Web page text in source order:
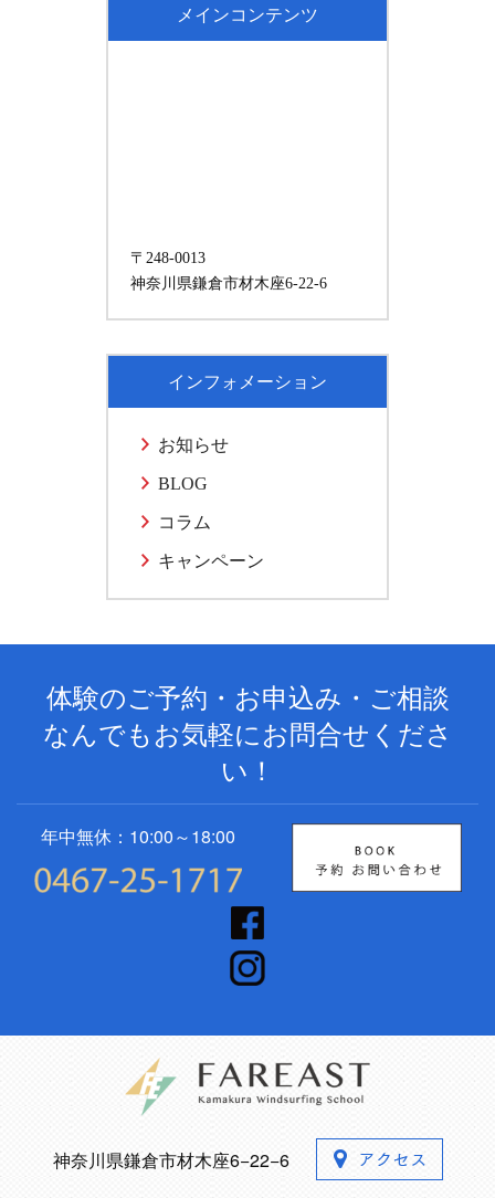
メインコンテンツ
〒248-0013
神奈川県鎌倉市材木座6-22-6
インフォメーション
お知らせ
BLOG
コラム
キャンペーン
体験のご予約・お申込み・ご相談
なんでもお気軽にお問合せくださ
い！
年中無休：10:00～18:00
神奈川県鎌倉市材木座6−22−6